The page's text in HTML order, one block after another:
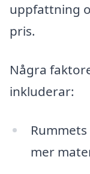
uppfattning
pris.
Några
inkluderar:
mer